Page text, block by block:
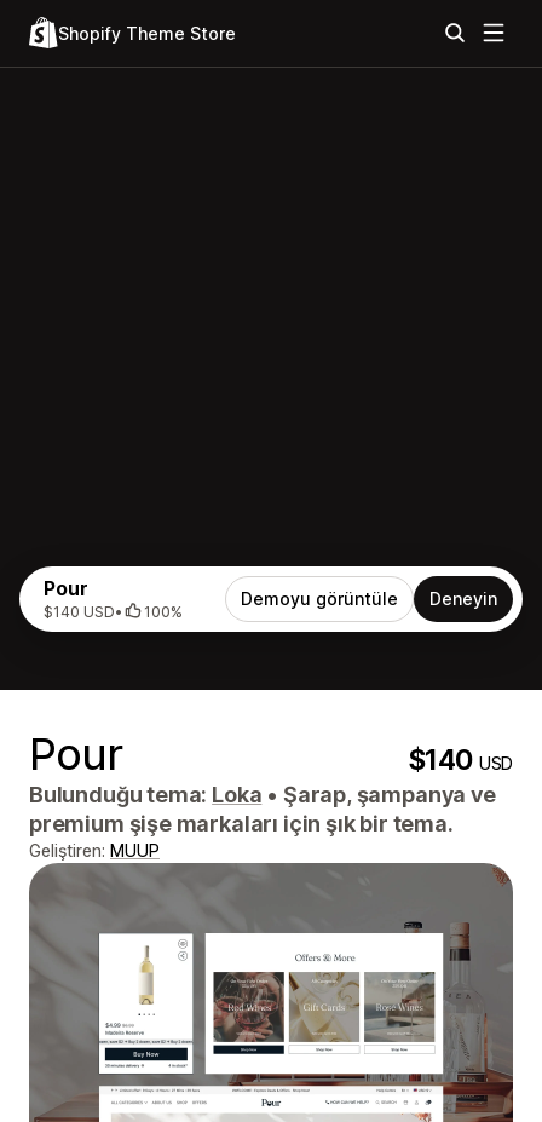
Shopify Theme Store
Pour
$140 USD• 100%
Demoyu görüntüle Deneyin
Pour $140USD
Bulunduğu tema: Loka • Şarap, şampanya ve
premium şişe markaları için şık bir tema.
Geliştiren: MUUP